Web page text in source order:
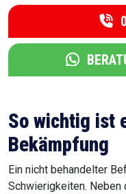
So wichtig ist
Bekämpfung
Ein nicht behandelter
Schwierigkeiten. Neben